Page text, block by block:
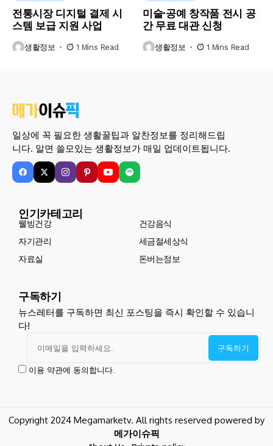
전통시장 디지털 결제 시
스템 보급 지원 사업
생활정보 1 Mins Read
미술·공예 창작품 전시 공
간 무료 대관 신청
생활정보 1 Mins Read
일상에 꼭 필요한 생활꿀팁과 알찬정보를 정리해드립
니다. 알면 쓸모있는 생활정보가 매일 업데이트됩니다.
인기카테고리
웰빙건강
건강음식
자기관리
세금절세상식
자료실
돈버는정보
구독하기
뉴스레터를 구독하면 최신 포스팅을 즉시 확인할 수 있습니
다!
이용 약관에 동의합니다.
Copyright 2024 Megamarketv. All rights reserved powered by
메가이슈픽